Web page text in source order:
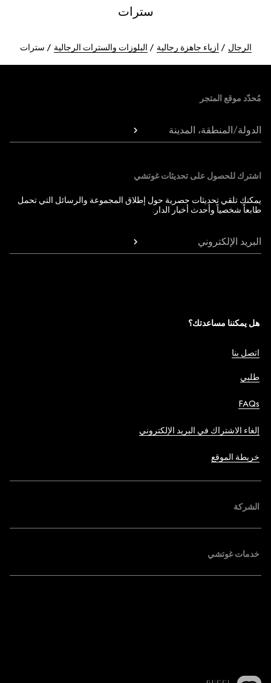
سترات
الرجال أزياء جاهزة رجالية البلوزات والسترات الرجالية سترات
مُحدّد موقع المتجر
الدولة/المنطقة، المدينة
اشترك للحصول على تحديثات غوتشي
يمكنك تلقي تحديثات حصرية حول إطلاق المجموعة والرسائل التي تحمل
طابعاً شخصياً وأحدث أخبار الدار.
البريد الإلكتروني
هل يمكننا مساعدتك؟
اتصل بنا
طلبي
FAQs
إلغاء الاشتراك في البريد الإلكتروني
خريطة الموقع
الشركة
خدمات غوتشي